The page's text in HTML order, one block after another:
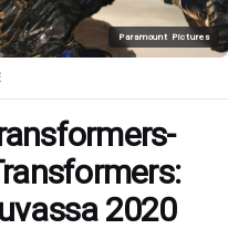
Paramount Pictures
2020